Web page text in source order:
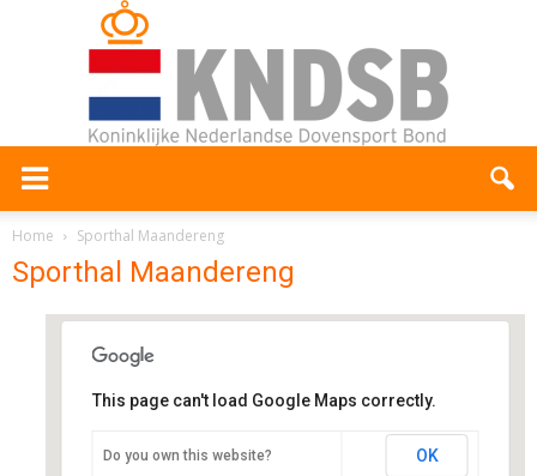
Home Sporthal Maandereng
Sporthal Maandereng
Sporthal Maandereng
This page can't load Google Maps correctly.
Do you own this website? OK